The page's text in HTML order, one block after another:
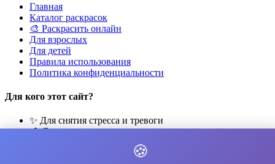
Главная
Каталог раскрасок
🎨 Раскрасить онлайн
Для взрослых
Для детей
Правила использования
Политика конфиденциальности
Для кого этот сайт?
✨ Для снятия стресса и тревоги
🎨 Для развития креативности
🧘 Для медитации и расслабления
👨‍👩‍👧‍👦 Для семейного досуга
🍪